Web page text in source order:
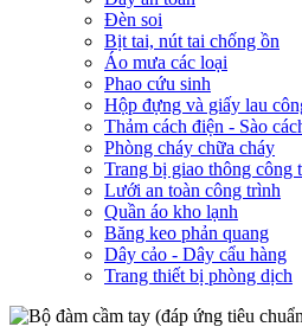
Đèn soi
Bịt tai, nút tai chống ồn
Áo mưa các loại
Phao cứu sinh
Hộp đựng và giấy lau
Thảm cách điện - Sào
Phòng cháy chữa cháy
Trang bị giao thông công
Lưới an toàn công trình
Quần áo kho lạnh
Băng keo phản quang
Dây cảo - Dây cẩu hàng
Trang thiết bị phòng dịch